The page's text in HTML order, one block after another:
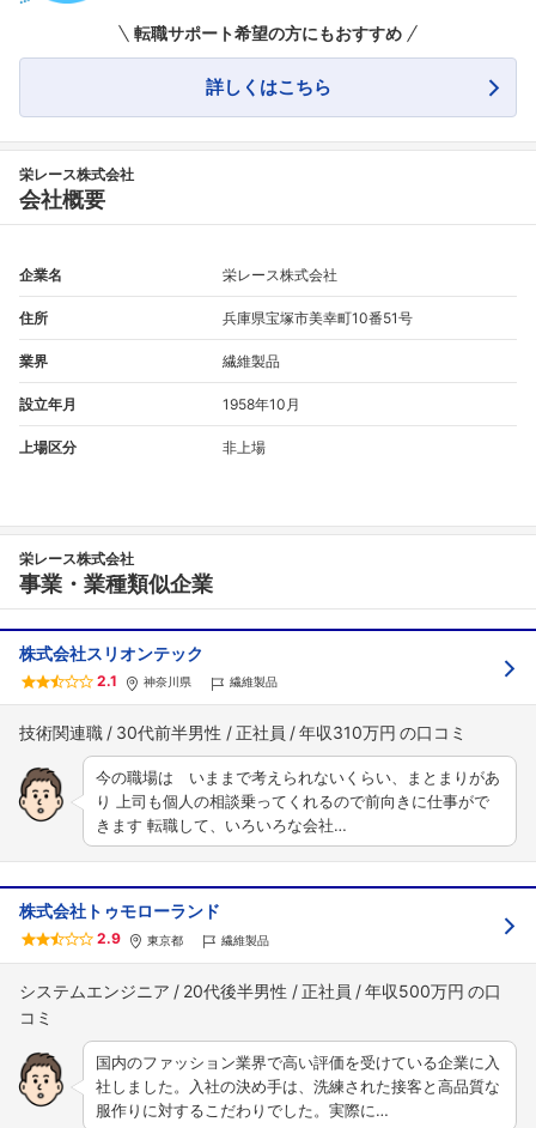
フォローしました
転職サポート希望の方にもおすすめ
詳しくはこちら
栄レース株式会社
会社概要
企業名 栄レース株式会社
住所 兵庫県宝塚市美幸町10番51号
業界 繊維製品
設立年月 1958年10月
上場区分 非上場
栄レース株式会社
事業・業種類似企業
株式会社スリオンテック
2.1 神奈川県 繊維製品
技術関連職 30代前半男性 正社員 年収310万円
今の職場は いままで考えられないくらい、まとまりがあ
り 上司も個人の相談乗ってくれるので前向きに仕事がで
きます 転職して、いろいろな会社…
株式会社トゥモローランド
2.9 東京都 繊維製品
システムエンジニア 20代後半男性 正社員 年収500万円
国内のファッション業界で高い評価を受けている企業に入
社しました。入社の決め手は、洗練された接客と高品質な
服作りに対するこだわりでした。実際に…